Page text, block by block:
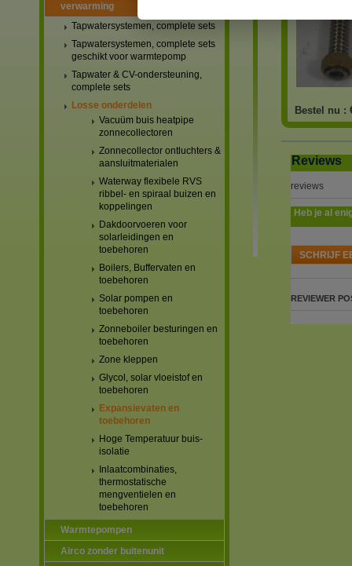
verwarming
Tapwatersystemen, complete sets
Tapwatersystemen, complete sets
geschikt voor warmtepomp
Tapwater & CV-ondersteuning,
complete sets
Losse onderdelen
Vacuüm buis heatpipe
zonnecollectoren
Zonnecollector ontluchters &
aansluitmaterialen
Waterway flexibele RVS
ribbel- en spiraal buizen en
koppelingen
Dakdoorvoeren voor
solarleidingen en
toebehoren
Boilers, Buffervaten en
toebehoren
Solar pompen en
toebehoren
Zonneboiler besturingen en
toebehoren
Zone kleppen
Glycol, solar vloeistof en
toebehoren
Expansievaten en
toebehoren
Hoge Temperatuur buis-
isolatie
Inlaatcombinaties,
thermostatische
mengventielen en
toebehoren
Warmtepompen
Airco zonder buitenunit
Bestel nu :
Reviews
reviews
Heb je al
SCHRIJF
REVIEWER